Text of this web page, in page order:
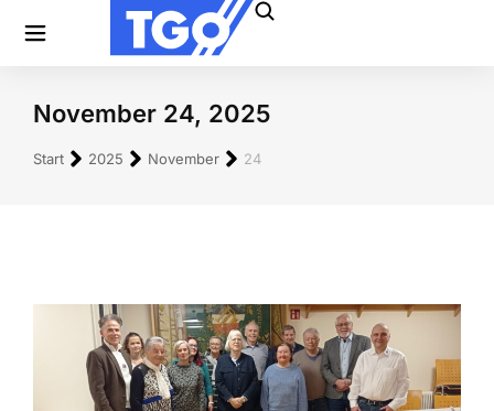
November 24, 2025
Sie befinden sich hier:
Start 2025 November 24